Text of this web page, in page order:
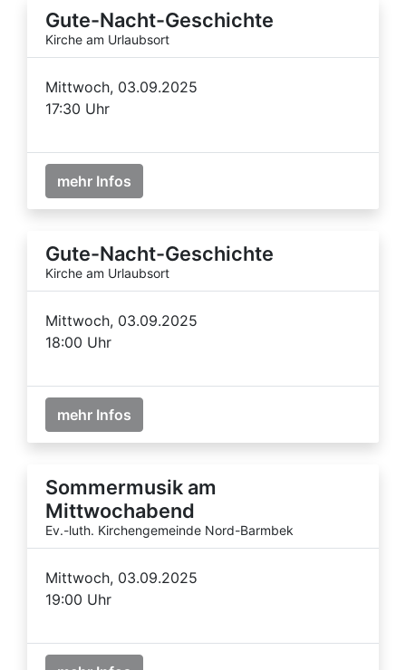
Gute-Nacht-Geschichte
Kirche am Urlaubsort
Mittwoch, 03.09.2025
17:30 Uhr
mehr Infos
Gute-Nacht-Geschichte
Kirche am Urlaubsort
Mittwoch, 03.09.2025
18:00 Uhr
mehr Infos
Sommermusik am
Mittwochabend
Ev.-luth. Kirchengemeinde Nord-Barmbek
Mittwoch, 03.09.2025
19:00 Uhr